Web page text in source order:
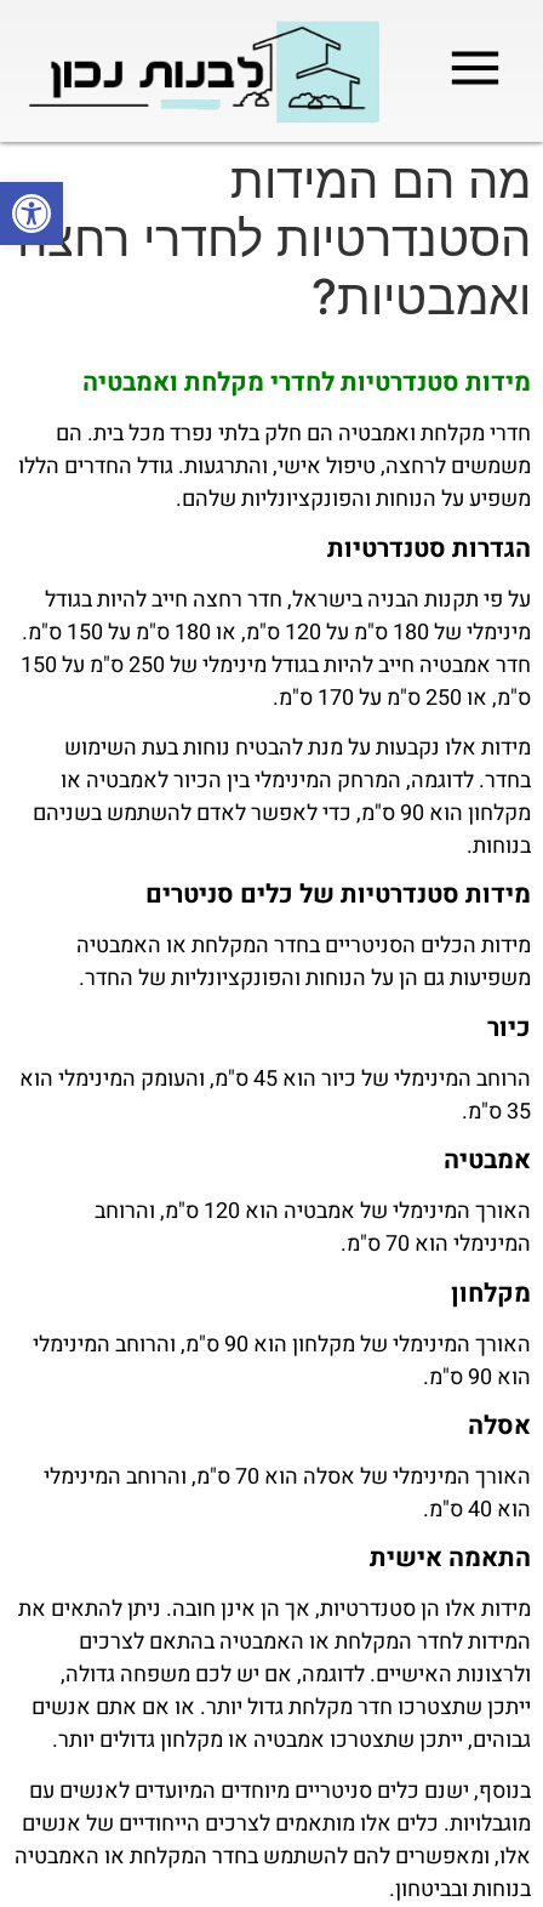
פתח
מה הם המידות
הסטנדרטיות לחדרי רחצה
ואמבטיות?
מידות סטנדרטיות לחדרי מקלחת ואמבטיה
חדרי מקלחת ואמבטיה הם חלק בלתי נפרד מכל בית. הם
משמשים לרחצה, טיפול אישי, והתרגעות. גודל החדרים הללו
משפיע על הנוחות והפונקציונליות שלהם.
הגדרות סטנדרטיות
על פי תקנות הבניה בישראל, חדר רחצה חייב להיות בגודל
מינימלי של 180 ס"מ על 120 ס"מ, או 180 ס"מ על 150 ס"מ.
חדר אמבטיה חייב להיות בגודל מינימלי של 250 ס"מ על 150
ס"מ, או 250 ס"מ על 170 ס"מ.
מידות אלו נקבעות על מנת להבטיח נוחות בעת השימוש
בחדר. לדוגמה, המרחק המינימלי בין הכיור לאמבטיה או
מקלחון הוא 90 ס"מ, כדי לאפשר לאדם להשתמש בשניהם
בנוחות.
מידות סטנדרטיות של כלים סניטרים
מידות הכלים הסניטריים בחדר המקלחת או האמבטיה
משפיעות גם הן על הנוחות והפונקציונליות של החדר.
כיור
הרוחב המינימלי של כיור הוא 45 ס"מ, והעומק המינימלי הוא
35 ס"מ.
אמבטיה
האורך המינימלי של אמבטיה הוא 120 ס"מ, והרוחב
המינימלי הוא 70 ס"מ.
מקלחון
האורך המינימלי של מקלחון הוא 90 ס"מ, והרוחב המינימלי
הוא 90 ס"מ.
אסלה
האורך המינימלי של אסלה הוא 70 ס"מ, והרוחב המינימלי
הוא 40 ס"מ.
התאמה אישית
מידות אלו הן סטנדרטיות, אך הן אינן חובה. ניתן להתאים את
המידות לחדר המקלחת או האמבטיה בהתאם לצרכים
ולרצונות האישיים. לדוגמה, אם יש לכם משפחה גדולה,
ייתכן שתצטרכו חדר מקלחת גדול יותר. או אם אתם אנשים
גבוהים, ייתכן שתצטרכו אמבטיה או מקלחון גדולים יותר.
בנוסף, ישנם כלים סניטריים מיוחדים המיועדים לאנשים עם
מוגבלויות. כלים אלו מותאמים לצרכים הייחודיים של אנשים
אלו, ומאפשרים להם להשתמש בחדר המקלחת או האמבטיה
בנוחות ובביטחון.